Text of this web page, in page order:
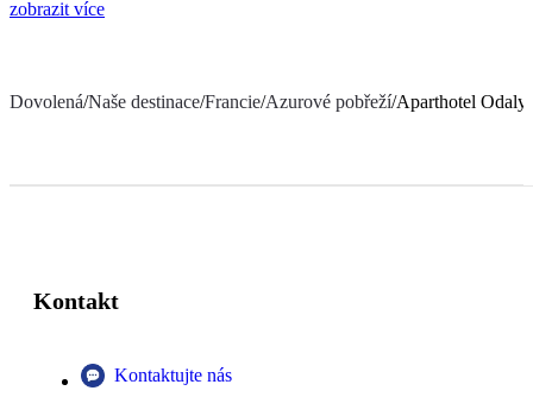
zobrazit více
Dovolená/Naše destinace/Francie/Azurové pobřeží/Aparthotel
Kontakt
Kontaktujte nás